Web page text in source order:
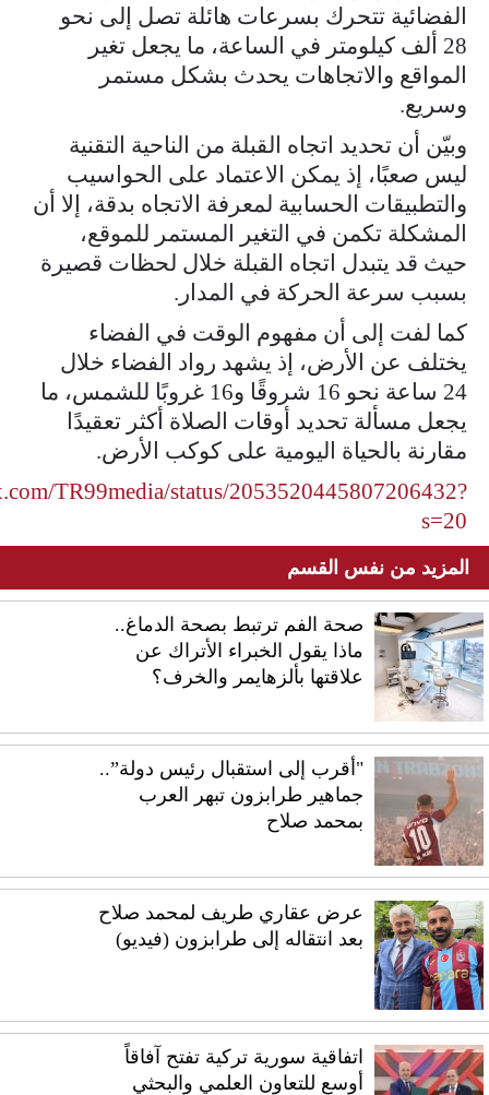
الفضائية تتحرك بسرعات هائلة تصل إلى نحو
28 ألف كيلومتر في الساعة، ما يجعل تغير
المواقع والاتجاهات يحدث بشكل مستمر
وسريع.
وبيّن أن تحديد اتجاه القبلة من الناحية التقنية
ليس صعبًا، إذ يمكن الاعتماد على الحواسيب
والتطبيقات الحسابية لمعرفة الاتجاه بدقة، إلا أن
المشكلة تكمن في التغير المستمر للموقع،
حيث قد يتبدل اتجاه القبلة خلال لحظات قصيرة
بسبب سرعة الحركة في المدار.
كما لفت إلى أن مفهوم الوقت في الفضاء
يختلف عن الأرض، إذ يشهد رواد الفضاء خلال
24 ساعة نحو 16 شروقًا و16 غروبًا للشمس، ما
يجعل مسألة تحديد أوقات الصلاة أكثر تعقيدًا
مقارنة بالحياة اليومية على كوكب الأرض.
TR99media/status/2053520445807206432?
s=20
المزيد من نفس القسم
صحة الفم ترتبط بصحة الدماغ..
ماذا يقول الخبراء الأتراك عن
علاقتها بألزهايمر والخرف؟
"أقرب إلى استقبال رئيس دولة”..
جماهير طرابزون تبهر العرب
بمحمد صلاح
عرض عقاري طريف لمحمد صلاح
بعد انتقاله إلى طرابزون (فيديو)
اتفاقية سورية تركية تفتح آفاقاً
أوسع للتعاون العلمي والبحثي